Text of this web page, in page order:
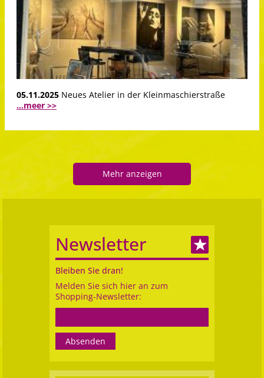
05.11.2025 Neues Atelier in der Kleinmaschierstraße
...meer >>
Mehr anzeigen
Newsletter
Bleiben Sie dran!
Melden Sie sich hier an zum
Shopping-Newsletter: